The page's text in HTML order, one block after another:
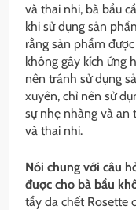
và thai nhi, bà bầu
khi sử dụng sản
rằng sản phẩm
không gây kích ứng
nên tránh sử dụng
xuyên, chỉ nên sử
sự nhẹ nhàng và an
và thai nhi.
Nói chung với câu
được cho bà bầu
tẩy da chết Rosette